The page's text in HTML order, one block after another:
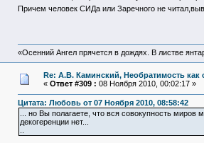
Причем человек СИДа или Заречного не
«Осенний Ангел прячется в дождях. В листве
Re: А.В. Каминский, Необратимость как
« Ответ #309 : 08 Ноября 2010, 00:02:17 »
Цитата: Любовь от 07 Ноября 2010, 08:58:42
... но Вы полагаете, что вся совокупность
декогеренции нет...